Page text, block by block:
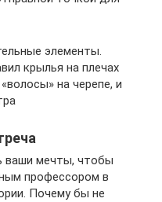
элементы.
крылья на плечах
на черепе, и
ваши мечты, чтобы
профессором в
Почему бы не